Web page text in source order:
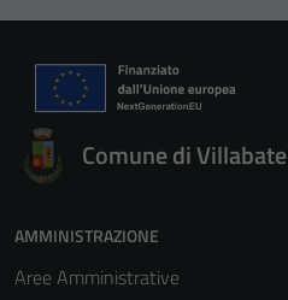
Comune di Villabate
AMMINISTRAZIONE
Aree Amministrative